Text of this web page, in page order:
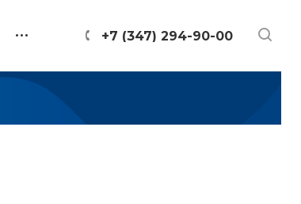
+7 (347) 294-90-00